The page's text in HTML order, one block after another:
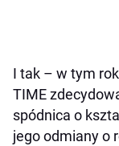
I tak – w tym
TIME
spódnica o
jego odmiany o